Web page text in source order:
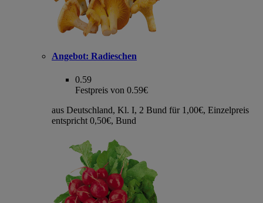
Angebot: Radieschen
0.59
Festpreis von 0.59€
aus Deutschland, Kl. I, 2 Bund für 1,00€, Einzelpreis
entspricht 0,50€, Bund